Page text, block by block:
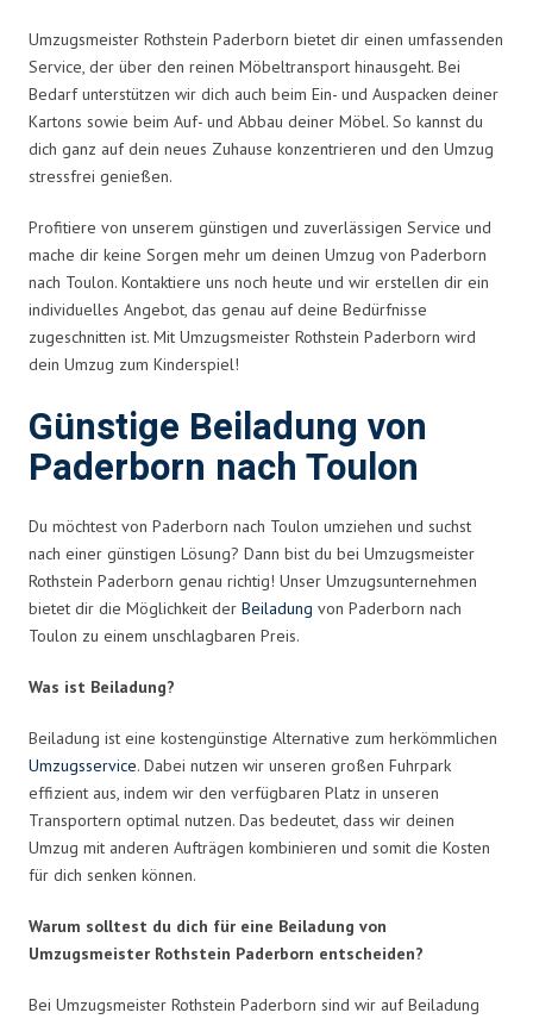
Umzugsmeister Rothstein Paderborn bietet dir einen umfassenden
Service, der über den reinen Möbeltransport hinausgeht. Bei
Bedarf unterstützen wir dich auch beim Ein- und Auspacken deiner
Kartons sowie beim Auf- und Abbau deiner Möbel. So kannst du
dich ganz auf dein neues Zuhause konzentrieren und den Umzug
stressfrei genießen.
Profitiere von unserem günstigen und zuverlässigen Service und
mache dir keine Sorgen mehr um deinen Umzug von Paderborn
nach Toulon. Kontaktiere uns noch heute und wir erstellen dir ein
individuelles Angebot, das genau auf deine Bedürfnisse
zugeschnitten ist. Mit Umzugsmeister Rothstein Paderborn wird
dein Umzug zum Kinderspiel!
Günstige Beiladung von
Paderborn nach Toulon
Du möchtest von Paderborn nach Toulon umziehen und suchst
nach einer günstigen Lösung? Dann bist du bei Umzugsmeister
Rothstein Paderborn genau richtig! Unser Umzugsunternehmen
bietet dir die Möglichkeit der Beiladung von Paderborn nach
Toulon zu einem unschlagbaren Preis.
Was ist Beiladung?
Beiladung ist eine kostengünstige Alternative zum herkömmlichen
Umzugsservice. Dabei nutzen wir unseren großen Fuhrpark
effizient aus, indem wir den verfügbaren Platz in unseren
Transportern optimal nutzen. Das bedeutet, dass wir deinen
Umzug mit anderen Aufträgen kombinieren und somit die Kosten
für dich senken können.
Warum solltest du dich für eine Beiladung von
Umzugsmeister Rothstein Paderborn entscheiden?
Bei Umzugsmeister Rothstein Paderborn sind wir auf Beiladung